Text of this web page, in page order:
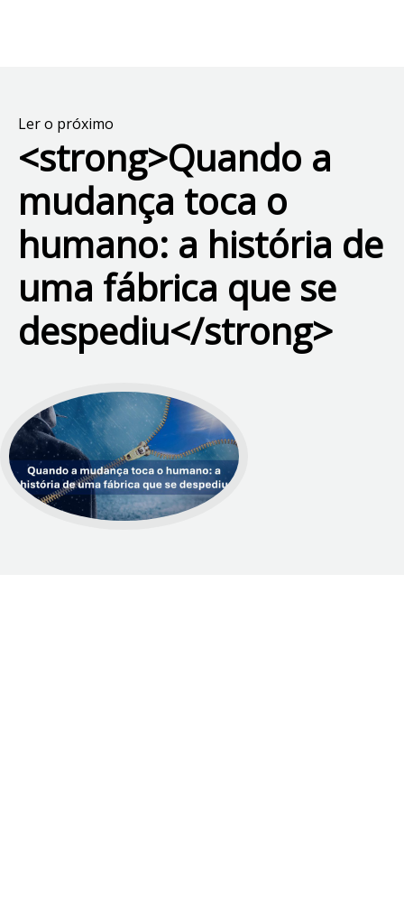
Ler o próximo
<strong>Quando a
mudança toca o
humano: a história de
uma fábrica que se
despediu</strong>